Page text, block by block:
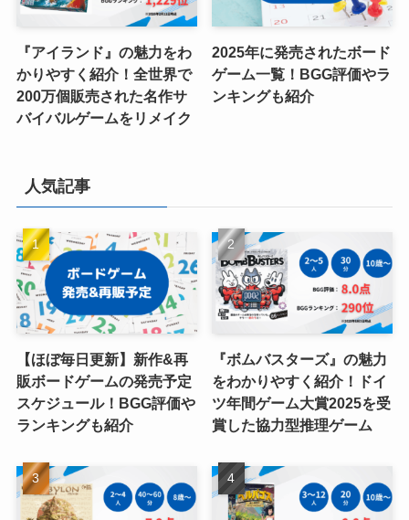
『アイランド』の魅力をわ
かりやすく紹介！全世界で
200万個販売された名作サ
バイバルゲームをリメイク
2025年に発売されたボード
ゲーム一覧！BGG評価やラ
ンキングも紹介
人気記事
【ほぼ毎日更新】新作&再
販ボードゲームの発売予定
スケジュール！BGG評価や
ランキングも紹介
『ボムバスターズ』の魅力
をわかりやすく紹介！ドイ
ツ年間ゲーム大賞2025を受
賞した協力型推理ゲーム